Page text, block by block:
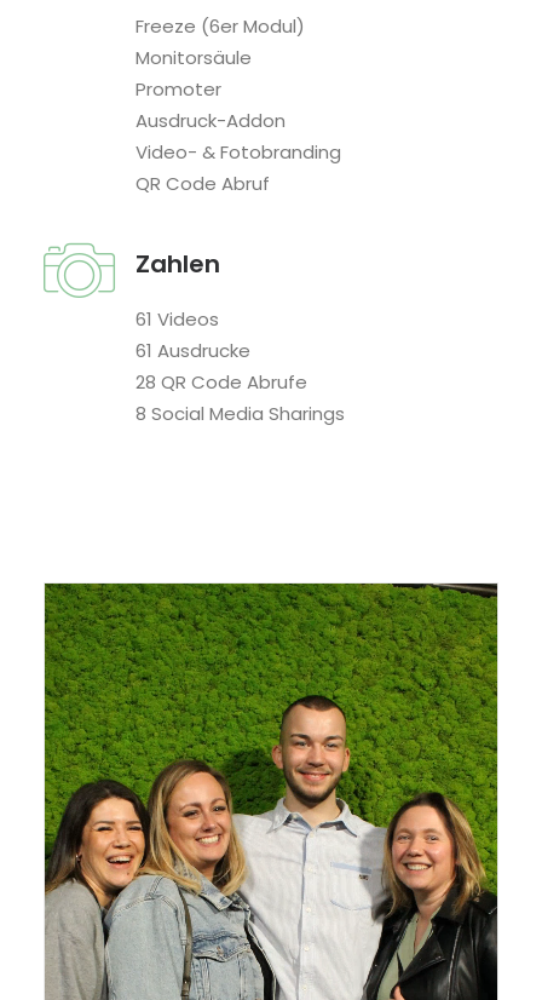
Freeze (6er Modul)
Monitorsäule
Promoter
Ausdruck-Addon
Video- & Fotobranding
QR Code Abruf
Zahlen
61 Videos
61 Ausdrucke
28 QR Code Abrufe
8 Social Media Sharings